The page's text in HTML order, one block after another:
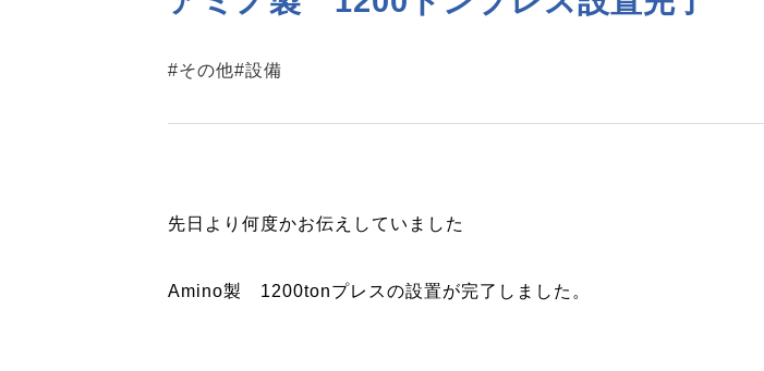
#その他#設備
先日より何度かお伝えしていました
Amino製 1200tonプレスの設置が完了しました。